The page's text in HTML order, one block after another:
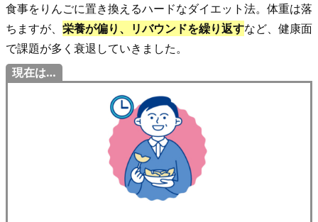
ト
の
ト
レ
食事をりんごに置き換えるハードなダイエット法。体重は落
ちますが、 栄養が偏り、リバウンドを繰り返すなど、健康面
で課題が多く衰退していきました。
現在は…